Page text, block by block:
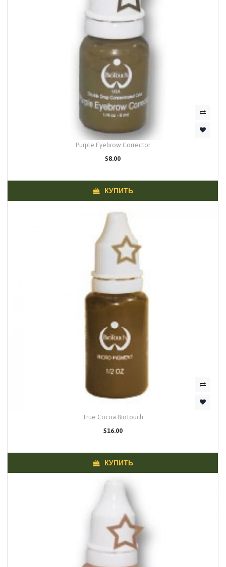
Purple Eyebrow Corrector
$8.00
КУПИТЬ
True Cocoa Biotouch
$16.00
КУПИТЬ